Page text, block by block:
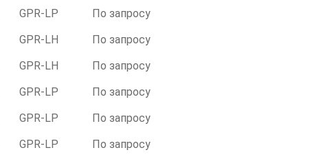
GPR-LР
По запросу
GPR-LH
По запросу
GPR-LH
По запросу
GPR-LР
По запросу
GPR-LР
По запросу
GPR-LР По запросу